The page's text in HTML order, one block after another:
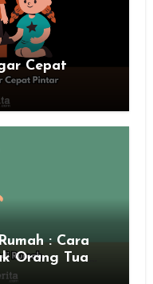
Cepat
: Cara
Orang Tua